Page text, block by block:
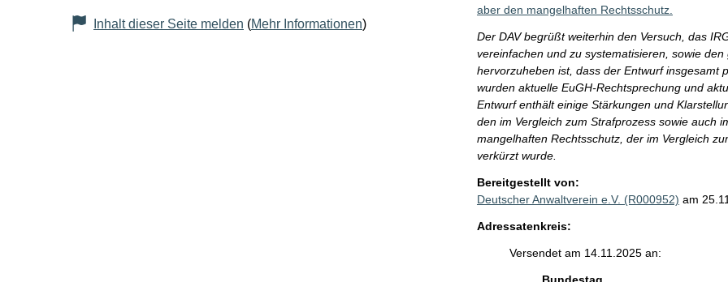
Inhalt dieser Seite melden (Mehr Informationen)
aber den mangelhaften Rechtsschutz.
Der DAV begrüßt weiterhin den Versuch, das
vereinfachen und zu systematisieren, sowie
hervorzuheben ist, dass der Entwurf insgesamt
wurden aktuelle EuGH-Rechtsprechung und
Entwurf enthält einige Stärkungen und
den im Vergleich zum Strafprozess sowie auch
mangelhaften Rechtsschutz, der im Vergleich
verkürzt wurde.
Bereitgestellt von:
Deutscher Anwaltverein e.V. (R000952) am
Adressatenkreis:
Versendet am 14.11.2025 an:
Bundestag